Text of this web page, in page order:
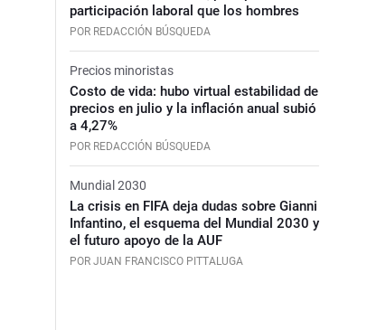
participación laboral que los hombres
POR REDACCIÓN BÚSQUEDA
Precios minoristas
Costo de vida: hubo virtual estabilidad de
precios en julio y la inflación anual subió
a 4,27%
POR REDACCIÓN BÚSQUEDA
Mundial 2030
La crisis en FIFA deja dudas sobre Gianni
Infantino, el esquema del Mundial 2030 y
el futuro apoyo de la AUF
POR JUAN FRANCISCO PITTALUGA